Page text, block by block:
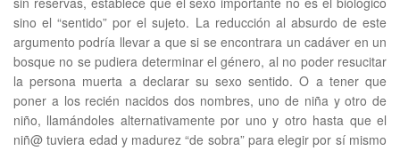
sino el “sentido” por el sujeto. La reducción al absurdo de este
argumento podría llevar a que si se encontrara un cadáver en un
bosque no se pudiera determinar el género, al no poder resucitar
la persona muerta a declarar su sexo sentido. O a tener que
poner a los recién nacidos dos nombres, uno de niña y otro de
niño, llamándoles alternativamente por uno y otro hasta que el
niñ@ tuviera edad y madurez “de sobra” para elegir por sí mismo